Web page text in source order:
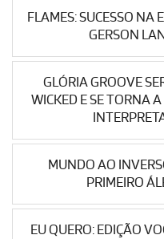
FLAMES: SUCESSO NA
GERSON
GLÓRIA GROOVE
WICKED E SE TORNA
MUNDO AO
PRIMEIRO
EU QUERO: EDIÇÃO